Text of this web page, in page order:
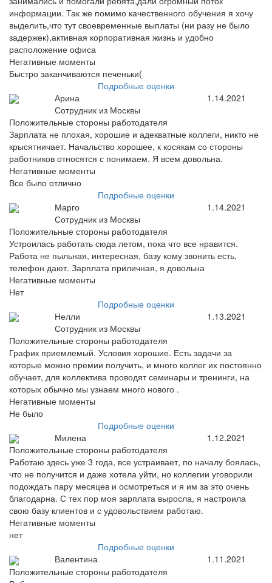
информации. Так же помимо качественного обучения я хочу
выделить,что тут своевременные выплаты (ни разу не было
задержек),активная корпоративная жизнь и удобно
расположение офиса
Негативные моменты
Быстро заканчиваются печеньки(
Подробные оценки
Арина
Сотрудник из Москвы
1.14.2021
Положительные стороны работодателя
Зарплата не плохая, хорошие и адекватные коллеги, никто не
крысятничает. Начальство хорошее, к косякам со стороны
работников относятся с понимаем. Я всем довольна.
Негативные моменты
Все было отлично
Подробные оценки
Марго
Сотрудник из Москвы
1.14.2021
Положительные стороны работодателя
Устроилась работать сюда летом, пока что все нравится.
Работа не пыльная, интересная, базу кому звонить есть,
телефон дают. Зарплата приличная, я довольна
Негативные моменты
Нет
Подробные оценки
Нелли
Сотрудник из Москвы
1.13.2021
Положительные стороны работодателя
График приемлемый. Условия хорошие. Есть задачи за
которые можно премии получить, и много коллег их постоянно
обучает, для коллектива проводят семинары и тренинги, на
которых обычно мы узнаем много нового .
Негативные моменты
Не было
Подробные оценки
Милена
1.12.2021
Положительные стороны работодателя
Работаю здесь уже 3 года, все устраивает, по началу боялась,
что не получится и даже хотела уйти, но коллегии уговорили
подождать пару месяцев и осмотреться и я им за это очень
благодарна. С тех пор моя зарплата выросла, я настроила
свою базу клиентов и с удовольствием работаю.
Негативные моменты
нет
Подробные оценки
Валентина
1.11.2021
Положительные стороны работодателя